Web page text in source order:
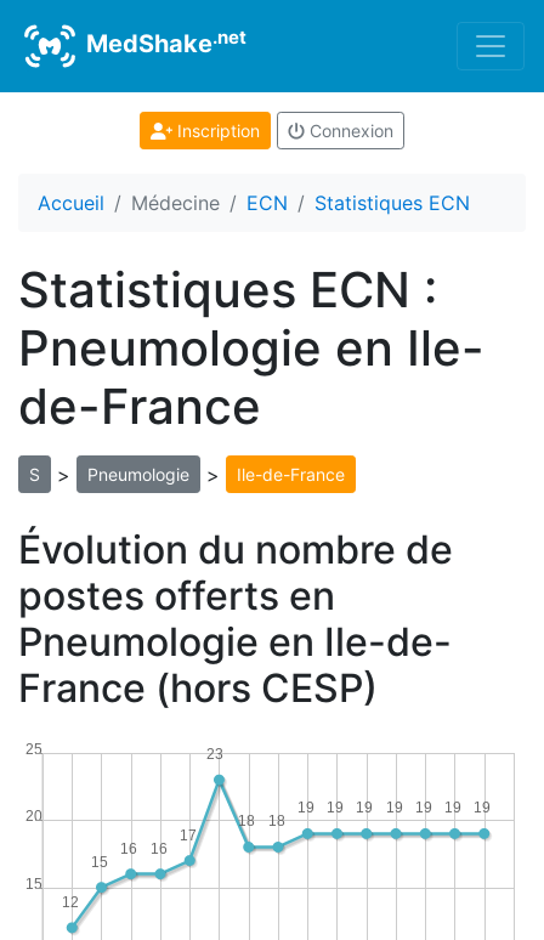
MedShake.net
Inscription Connexion
Accueil Médecine ECN Statistiques ECN
Statistiques ECN :
Pneumologie en Ile-
de-France
S > Pneumologie > Ile-de-France
Évolution du nombre de
postes offerts en
Pneumologie en Ile-de-
France (hors CESP)
15
20
25
19
19
19
19
19
19
19
18
18
23
17
16
16
15
12